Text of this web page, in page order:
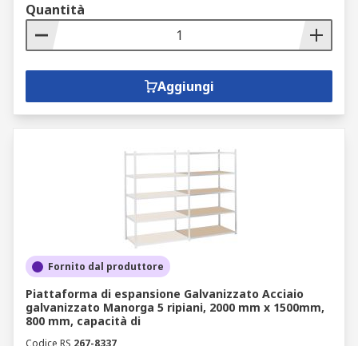
Quantità
Aggiungi
Fornito dal produttore
Piattaforma di espansione Galvanizzato Acciaio
galvanizzato Manorga 5 ripiani, 2000 mm x 1500mm,
800 mm, capacità di
Codice RS 267-8337